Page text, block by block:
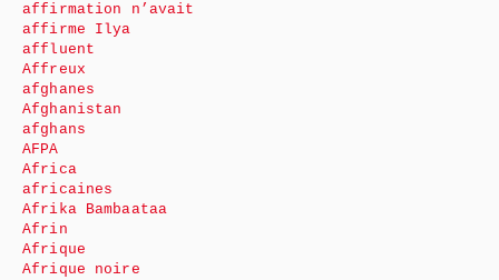
affirmation n’avait
affirme Ilya
affluent
Affreux
afghanes
Afghanistan
afghans
AFPA
Africa
africaines
Afrika Bambaataa
Afrin
Afrique
Afrique noire